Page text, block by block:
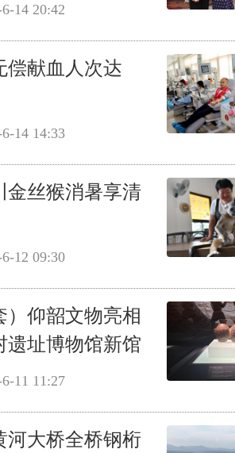
14 20:42
偿献血人次达
14 14:33
金丝猴消暑享清
12 09:30
）仰韶文物亮相
遗址博物馆新馆
11 11:27
河大桥全桥钢桁